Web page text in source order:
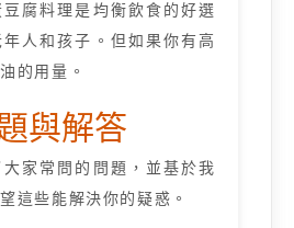
腐料理是均衡飲食的好選
人和孩子。但如果你有高
的用量。
與解答
家常問的問題，並基於我
這些能解決你的疑惑。